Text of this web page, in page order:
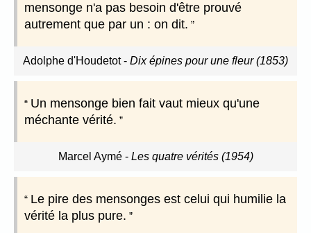
mensonge n'a pas besoin d'être prouvé
autrement que par un : on dit.
Adolphe d'Houdetot- Dix épines pour une fleur (1853)
Un mensonge bien fait vaut mieux qu'une
méchante vérité.
Marcel Aymé- Les quatre vérités (1954)
Le pire des mensonges est celui qui humilie la
vérité la plus pure.